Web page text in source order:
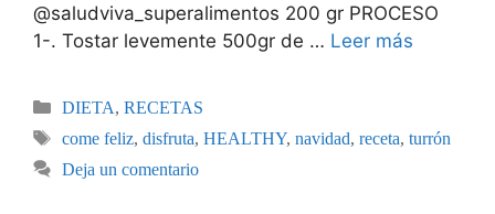
@saludviva_superalimentos 200 gr PROCESO
1-. Tostar levemente 500gr de … Leer más
DIETA, RECETAS
come feliz, disfruta, HEALTHY, navidad, receta, turrón
Deja un comentario